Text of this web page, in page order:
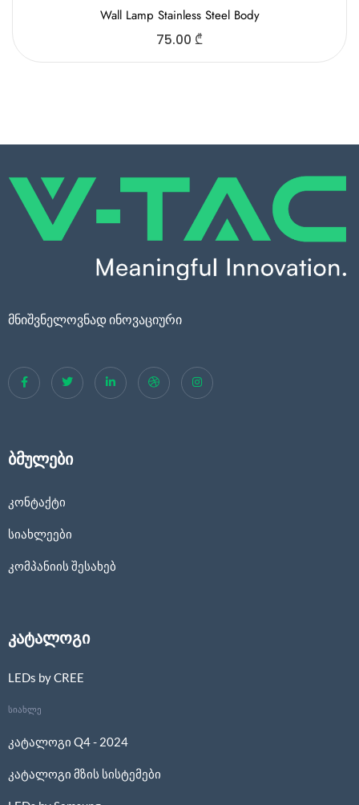
Wall Lamp Stainless Steel Body
75.00 ₾
მნიშვნელოვნად ინოვაციური
ბმულები
კონტაქტი
სიახლეები
კომპანიის შესახებ
კატალოგი
LEDs by CREE
სიახლე
კატალოგი Q4 - 2024
კატალოგი მზის სისტემები